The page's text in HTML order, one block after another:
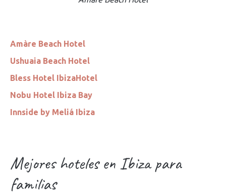
Amàre Beach Hotel
Ushuaia Beach Hotel
Bless Hotel IbizaHotel
Nobu Hotel Ibiza Bay
Innside by Meliá Ibiza
Mejores hoteles en Ibiza para
familias